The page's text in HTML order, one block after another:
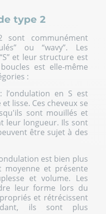
type 2
sont communément
ou “wavy”. Les
et leur structure est
est elle-même
:
: l’ondulation en S est
lisse. Ces cheveux se
sont mouillés et
leur longueur. Ils sont
être sujet à des
est bien plus
moyenne et présente
et volume. Les
leur forme lors du
et rétrécissent
ils sont plus